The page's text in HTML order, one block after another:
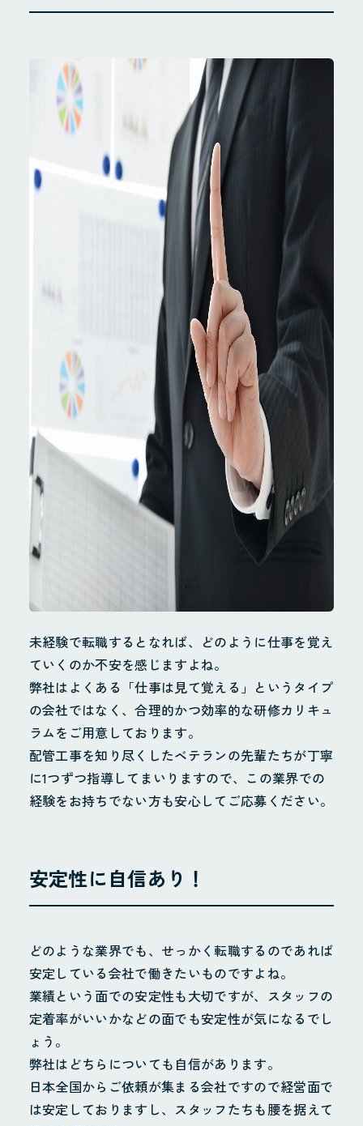
未経験で転職するとなれば、どのように仕事を覚え
ていくのか不安を感じますよね。
弊社はよくある「仕事は見て覚える」というタイプ
の会社ではなく、合理的かつ効率的な研修カリキュ
ラムをご用意しております。
配管工事を知り尽くしたベテランの先輩たちが丁寧
に1つずつ指導してまいりますので、この業界での
経験をお持ちでない方も安心してご応募ください。
安定性に自信あり！
どのような業界でも、せっかく転職するのであれば
安定している会社で働きたいものですよね。
業績という面での安定性も大切ですが、スタッフの
定着率がいいかなどの面でも安定性が気になるでし
ょう。
弊社はどちらについても自信があります。
日本全国からご依頼が集まる会社ですので経営面で
は安定しておりますし、スタッフたちも腰を据えて